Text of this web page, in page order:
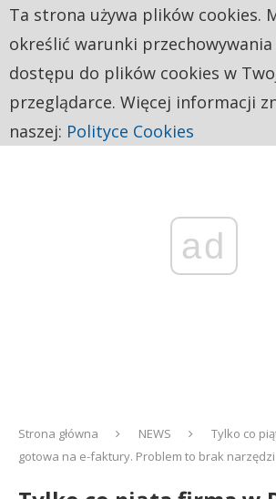
ad
Strona główna NEWS
Tylko co
gotowa na e-faktury. Problem to brak
Ta strona używa plików cookies.
określić warunki
dostępu do plików cookies w
przeglądarce. Więcej informacji
naszej: Polityce Cookies